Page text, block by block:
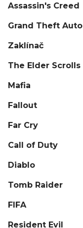
Assassin's Creed
Grand Theft Auto
Zaklínač
The Elder Scrolls
Mafia
Fallout
Far Cry
Call of Duty
Diablo
Tomb Raider
FIFA
Resident Evil